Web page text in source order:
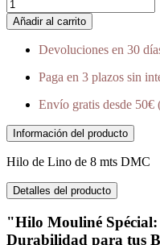
Añadir al carrito
Devoluciones en 30
Paga en 3 plazos sin
Envío gratis desde 50€
Información del producto
Hilo de Lino de 8 mts DMC
Detalles del producto
"Hilo Mouliné
Durabilidad para tus